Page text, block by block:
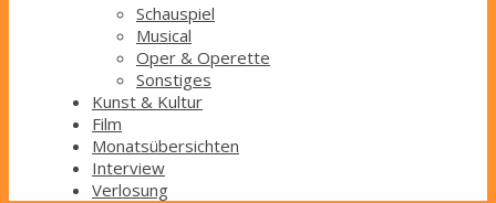
Schauspiel
Musical
Oper & Operette
Sonstiges
Kunst & Kultur
Film
Monatsübersichten
Interview
Verlosung